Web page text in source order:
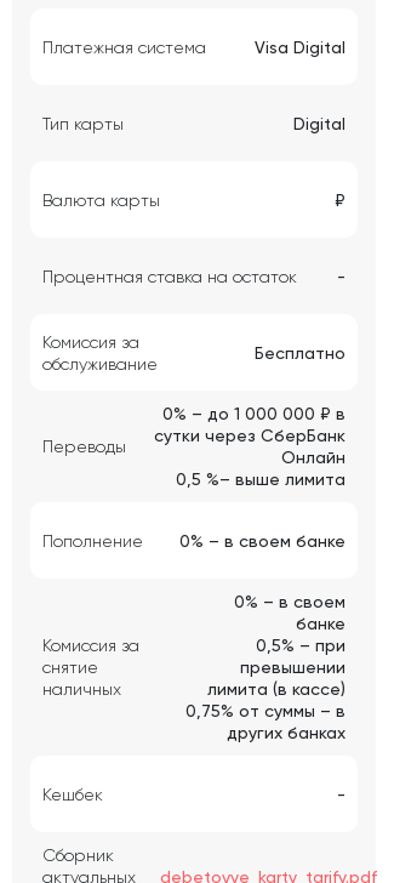
Платежная система Visa Digital
Тип карты Digital
Валюта карты ₽
Процентная ставка на остаток -
Комиссия за
обслуживание
Бесплатно
Переводы
0% – до 1 000 000 ₽ в
сутки через СберБанк
Онлайн
0,5 %– выше лимита
Пополнение 0% – в своем банке
Комиссия за
снятие
наличных
0% – в своем
банке
0,5% – при
превышении
лимита (в кассе)
0,75% от суммы – в
других банках
Кешбек -
Сборник
актуальных
debetovye_karty_tarify.pdf